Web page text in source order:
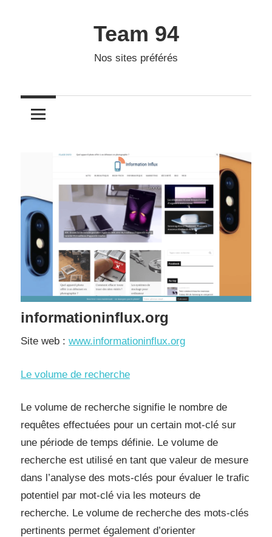
Team 94
Nos sites préférés
informationinflux.org
Site web : www.informationinflux.org
Le volume de recherche
Le volume de recherche signifie le nombre de
requêtes effectuées pour un certain mot-clé sur
une période de temps définie. Le volume de
recherche est utilisé en tant que valeur de mesure
dans l’analyse des mots-clés pour évaluer le trafic
potentiel par mot-clé via les moteurs de
recherche. Le volume de recherche des mots-clés
pertinents permet également d’orienter